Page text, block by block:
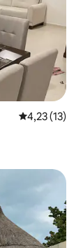
Середня
4,23 (13)